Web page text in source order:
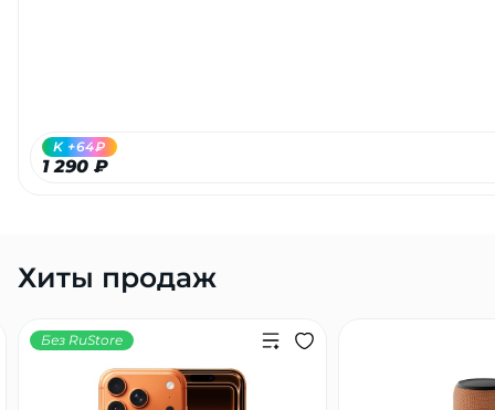
1 290 ₽
K +64₽
Хиты продаж
Без RuStore
Оплачивайте сегодня только
25% картой любого банка
Оставшиеся
% будут
по25%каждые 2 недели